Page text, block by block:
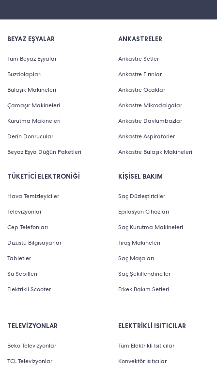
BEYAZ EŞYALAR
Tüm Beyaz Eşyalar
Buzdolapları
Bulaşık Makineleri
Çamaşır Makineleri
Kurutma Makineleri
Derin Donrucular
Beyaz Eşya Düğün Paketleri
TÜKETİCİ ELEKTRONİĞİ
Hava Temizleyiciler
Televizyonlar
Cep Telefonları
Dizüstü Bilgisayarlar
Tabletler
Su Sebilleri
Elektrikli Scooter
ANKASTRELER
Ankastre Setler
Ankastre Fırınlar
Ankastre Ocaklar
Ankastre Mikrodalgalar
Ankastre Davlumbazlar
Ankastre Aspiratörler
Ankastre Bulaşık Makineleri
KİŞİSEL BAKIM
Saç Düzleştiriciler
Epilasyon Cihazları
Saç Kurutma Makineleri
Tıraş Makineleri
Saç Maşaları
Saç Şekillendiriciler
Erkek Bakım Setleri
TELEVİZYONLAR
Beko Televizyonlar
TCL Televizyonlar
ELEKTRİKLİ ISITICILAR
Tüm Elektrikli Isıtıcılar
Konvektör Isıtıcılar